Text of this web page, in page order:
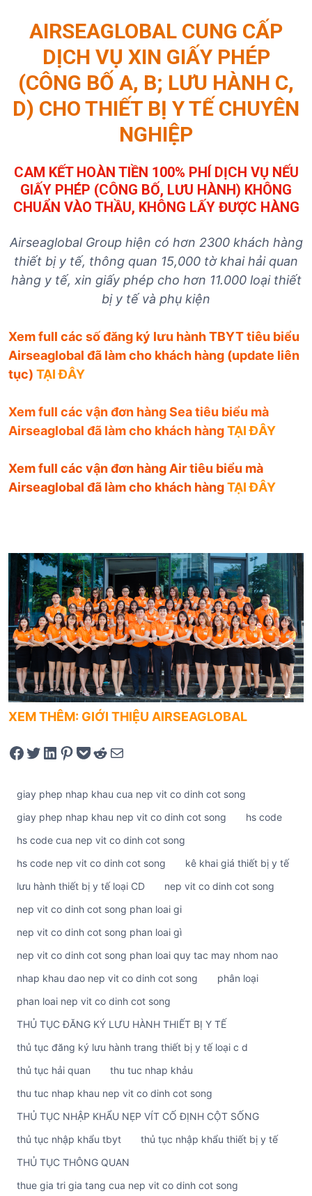
AIRSEAGLOBAL CUNG CẤP
DỊCH VỤ XIN GIẤY PHÉP
(CÔNG BỐ A, B; LƯU HÀNH C,
D) CHO THIẾT BỊ Y TẾ CHUYÊN
NGHIỆP
CAM KẾT HOÀN TIỀN 100% PHÍ DỊCH VỤ NẾU
GIẤY PHÉP (CÔNG BỐ, LƯU HÀNH) KHÔNG
CHUẨN VÀO THẦU, KHÔNG LẤY ĐƯỢC HÀNG
Airseaglobal Group hiện có hơn 2300 khách hàng
thiết bị y tế, thông quan 15,000 tờ khai hải quan
hàng y tế, xin giấy phép cho hơn 11.000 loại thiết
bị y tế và phụ kiện
Xem full các số đăng ký lưu hành TBYT tiêu biểu
Airseaglobal đã làm cho khách hàng (update liên
tục) TẠI ĐÂY
Xem full các vận đơn hàng Sea tiêu biểu mà
Airseaglobal đã làm cho khách hàngTẠI ĐÂY
Xem full các vận đơn hàng Air tiêu biểu mà
Airseaglobal đã làm cho khách hàngTẠI ĐÂY
XEM THÊM: GIỚI THIỆU AIRSEAGLOBAL
Share on Facebook Tweet on Twitter Share on LinkedIn Pin on Pinterest Save to pocket Share on Reddit Share via Email
giay phep nhap khau cua nep vit co dinh cot song
giay phep nhap khau nep vit co dinh cot song
hs code
hs code cua nep vit co dinh cot song
hs code nep vit co dinh cot song
kê khai giá thiết bị y tế
lưu hành thiết bị y tế loại CD
nep vit co dinh cot song
nep vit co dinh cot song phan loai gi
nep vit co dinh cot song phan loai gì
nep vit co dinh cot song phan loai quy tac may nhom nao
nhap khau dao nep vit co dinh cot song
phân loại
phan loai nep vit co dinh cot song
THỦ TỤC ĐĂNG KÝ LƯU HÀNH THIẾT BỊ Y TẾ
thủ tục đăng ký lưu hành trang thiết bị y tế loại c d
thủ tục hải quan
thu tuc nhap khảu
thu tuc nhap khau nep vit co dinh cot song
THỦ TỤC NHẬP KHẨU NẸP VÍT CỐ ĐỊNH CỘT SỐNG
thủ tục nhập khẩu tbyt
thủ tục nhập khẩu thiết bị y tế
THỦ TỤC THÔNG QUAN
thue gia tri gia tang cua nep vit co dinh cot song